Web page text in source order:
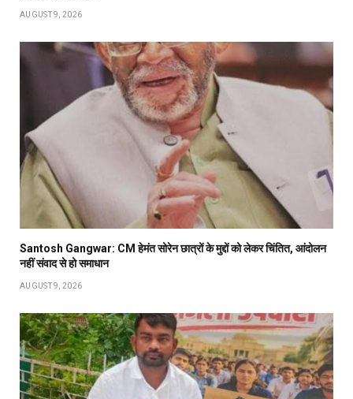
AUGUST 9, 2026
Santosh Gangwar: CM हेमंत सोरेन छात्रों के मुद्दों को लेकर चिंतित, आंदोलन
नहीं संवाद से हो समाधान
AUGUST 9, 2026